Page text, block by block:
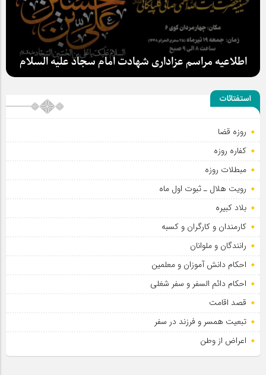
اطلاعیه مراسم عزاداری شهادت امام سجاد علیه السلام
استفتائات
روزه قضا
کفاره روزه
مبطلات روزه
رویت هلال ـ ثبوت اول ماه
بلاد کبیره
کارمندان و کارگران و کسبه
رانندگان و ملوانان
احکام دانش آموزان و معلمین
احکام دائم السفر و سفر شغلی
قصد اقامت
تبعیت همسر و فرزند در سفر
اعراض از وطن